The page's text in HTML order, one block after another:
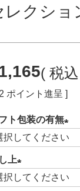
クショ
税込
ポイント進呈 ]
ト包装の有無
(必
上
(必